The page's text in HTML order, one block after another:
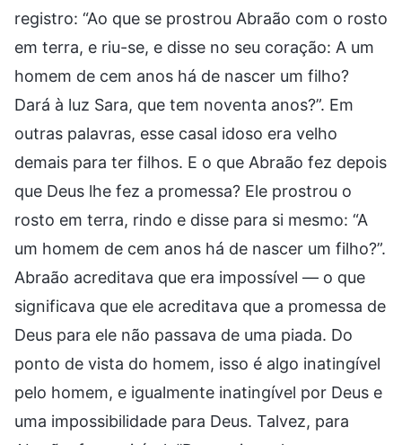
registro: “Ao que se prostrou Abraão com o rosto
em terra, e riu-se, e disse no seu coração: A um
homem de cem anos há de nascer um filho?
Dará à luz Sara, que tem noventa anos?”. Em
outras palavras, esse casal idoso era velho
demais para ter filhos. E o que Abraão fez depois
que Deus lhe fez a promessa? Ele prostrou o
rosto em terra, rindo e disse para si mesmo: “A
um homem de cem anos há de nascer um filho?”.
Abraão acreditava que era impossível — o que
significava que ele acreditava que a promessa de
Deus para ele não passava de uma piada. Do
ponto de vista do homem, isso é algo inatingível
pelo homem, e igualmente inatingível por Deus e
uma impossibilidade para Deus. Talvez, para